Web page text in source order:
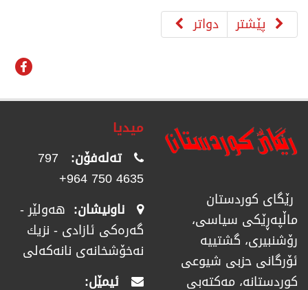
پێشتر
دواتر
رێگای كوردستان
ماڵپەڕێكی سیاسی،
رۆشنبیری، گشتییە
ئۆرگانی حزبی شیوعی
كوردستانە، مەكتەبی
میدیا
تەلەفۆن: 797
4635 750 964+
ناونیشان: هەولێر -
گەرەکی ئازادی - نزیك
نەخۆشخانەی نانەکەلی
ئیمێل: